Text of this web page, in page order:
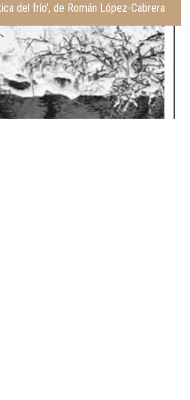
del frío’, de Román López-Cabrera